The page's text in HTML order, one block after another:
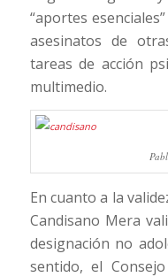
“aportes
asesinatos de
tareas de acción
multimedio.
En cuanto a la
Candisano Mera
designación no
sentido, el